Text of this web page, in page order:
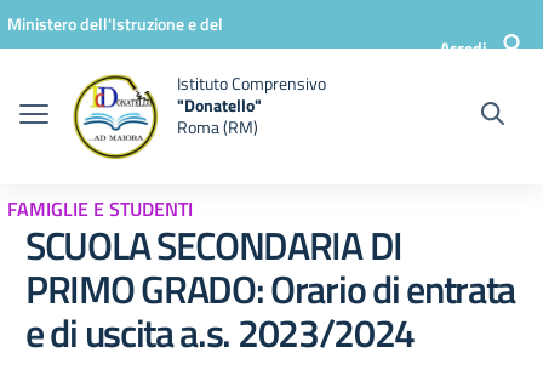
Vai ai contenuti
Vai al menu di navigazione
Vai al footer
Ministero dell'Istruzione e del
Accedi
Istituto Comprensivo
"Donatello"
Roma (RM)
FAMIGLIE E STUDENTI
SCUOLA SECONDARIA DI
PRIMO GRADO: Orario di entrata
e di uscita a.s. 2023/2024